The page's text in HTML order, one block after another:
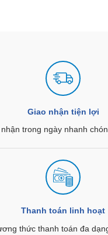
Giao nhận tiện lợi
trong ngày nhanh
Thanh toán linh hoạt
thức thanh toán đa